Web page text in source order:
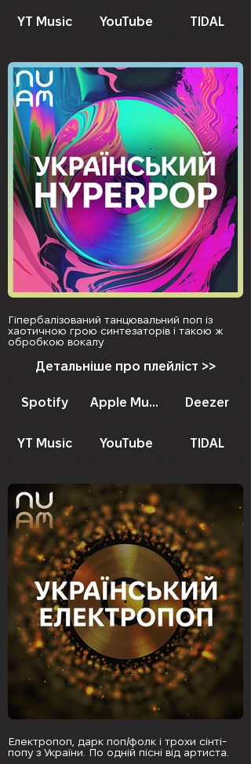
YT Music YouTube TIDAL
Гіпербалізований танцювальний поп із
хаотичною грою синтезаторів і такою ж
обробкою вокалу
Детальніше про плейліст >>
Spotify Apple Music Deezer
YT Music YouTube TIDAL
Електропоп, дарк поп/фолк і трохи сінті-
попу з України. По одній пісні від артиста.